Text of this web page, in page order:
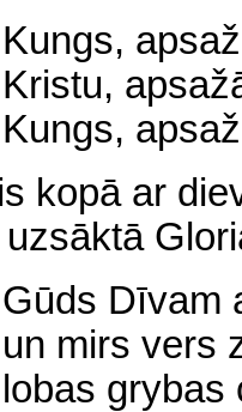
Kungs,
Kristu,
Kungs,
kopā ar
Gūds Dīvam
un mirs vers
lobas